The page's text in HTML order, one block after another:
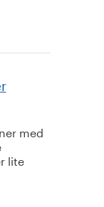
med
lite